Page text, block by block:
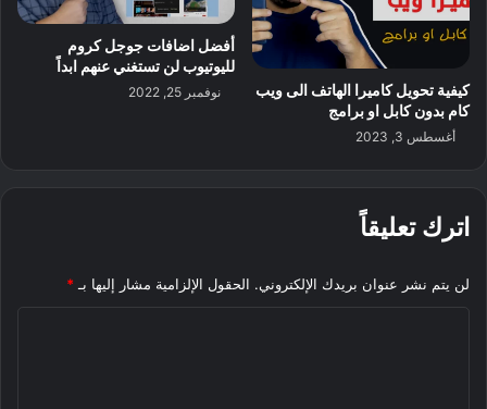
كيفية تحويل كاميرا الهاتف الى ويب
كام بدون كابل او برامج
أغسطس 3, 2023
أفضل اضافات جوجل كروم
لليوتيوب لن تستغني عنهم ابداً
نوفمبر 25, 2022
اترك تعليقاً
لن يتم نشر عنوان بريدك الإلكتروني. الحقول الإلزامية مشار إليها بـ *